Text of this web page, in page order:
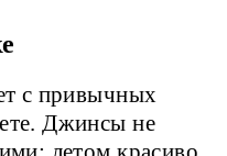
с привычных
Джинсы не